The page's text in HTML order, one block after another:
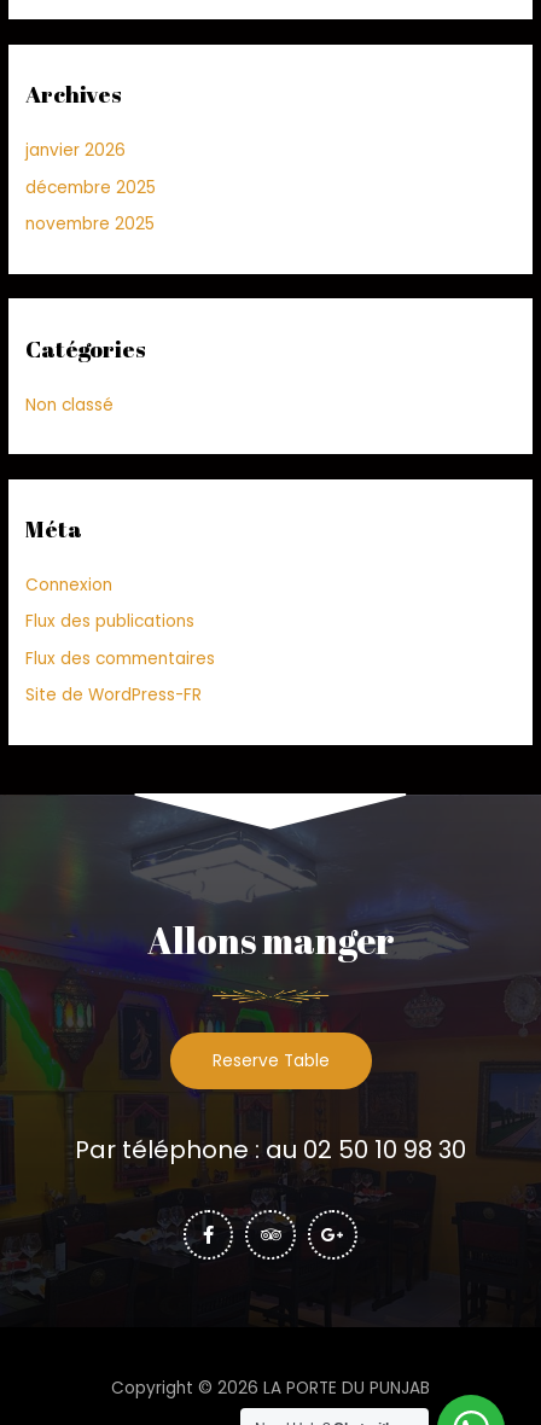
Archives
janvier 2026
décembre 2025
novembre 2025
Catégories
Non classé
Méta
Connexion
Flux des publications
Flux des commentaires
Site de WordPress-FR
Allons manger
Reserve Table
Par téléphone : au 02 50 10 98 30
Copyright © 2026 LA PORTE DU PUNJAB